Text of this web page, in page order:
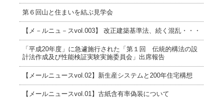
第６回山と住まいを結ぶ見学会
【メ－ルニュ－スvol.003】 改正建築基準法、続く混乱・・・
「平成20年度」に急遽施行された「第１回 伝統的構法の設
計法作成及び性能検証実験実施委員会」出席報告
【メールニュースvol.02】新生産システムと200年住宅構想
【メールニュースvol.01】古紙含有率偽装について